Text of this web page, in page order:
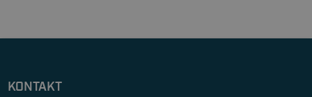
KONTAKT